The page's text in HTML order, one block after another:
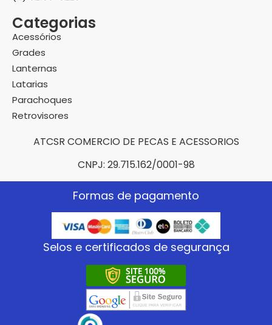
Categorias
Acessórios
Grades
Lanternas
Latarias
Parachoques
Retrovisores
ATCSR COMERCIO DE PECAS E ACESSORIOS
CNPJ: 29.715.162/0001-98
Formas de pagamento
Selos e certificados de segurança